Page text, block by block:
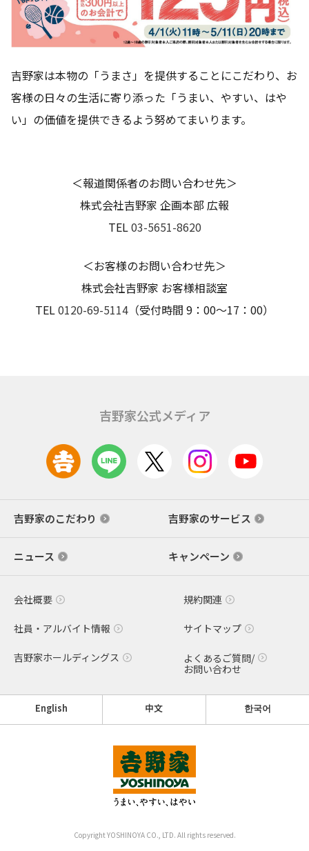
吉野家は本物の「うまさ」を提供することにこだわり、お
客様の日々の生活に寄り添った「うまい、やすい、はや
い」の価値を提供できるよう努めてまいります。
＜報道関係者のお問い合わせ先＞
株式会社吉野家 企画本部 広報
TEL03-5651-8620
＜お客様のお問い合わせ先＞
株式会社吉野家 お客様相談室
TEL0120-69-5114 （受付時間 9：00～17：00）
吉野家公式メディア
吉野家のこだわり 吉野家のサービス
ニュース キャンペーン
会社概要 規約関連
社員・アルバイト情報 サイトマップ
吉野家ホールディングス
よくあるご質問/
お問い合わせ
English 中文 한국어
Copyright YOSHINOYA CO., LTD. All rights reserved.